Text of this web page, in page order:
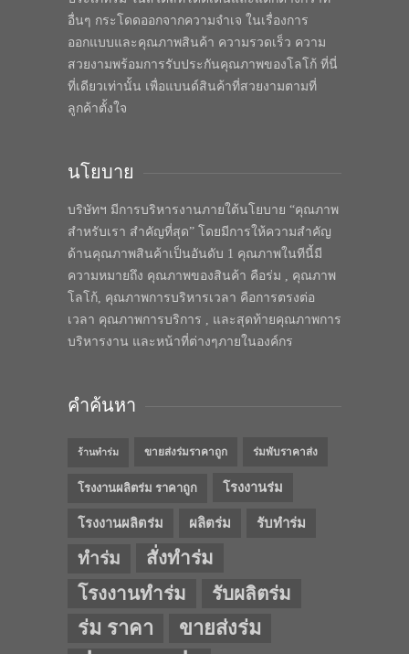
อื่นๆ กระโดดออกจากความจำเจ ในเรื่องการ
ออกแบบและคุณภาพสินค้า ความรวดเร็ว ความ
สวยงามพร้อมการรับประกันคุณภาพของโลโก้ ที่นี่
ที่เดียวเท่านั้น เพื่อแบนด์สินค้าที่สวยงามตามที่
ลูกค้าตั้งใจ
นโยบาย
บริษัทฯ มีการบริหารงานภายใต้นโยบาย “คุณภาพ
สำหรับเรา สำคัญที่สุด” โดยมีการให้ความสำคัญ
ด้านคุณภาพสินค้าเป็นอันดับ 1 คุณภาพในทีนี้มี
ความหมายถึง คุณภาพของสินค้า คือร่ม , คุณภาพ
โลโก้, คุณภาพการบริหารเวลา คือการตรงต่อ
เวลา คุณภาพการบริการ , และสุดท้ายคุณภาพการ
บริหารงาน และหน้าที่ต่างๆภายในองค์กร
คำค้นหา
ร้านทำร่ม ขายส่งร่มราคาถูก ร่มพับราคาส่ง
โรงงานผลิตร่ม ราคาถูก โรงงานร่ม
โรงงานผลิตร่ม ผลิตร่ม รับทำร่ม
ทำร่ม
สั่งทำร่ม
โรงงานทำร่ม
รับผลิตร่ม
ร่ม ราคา ขายส่งร่ม